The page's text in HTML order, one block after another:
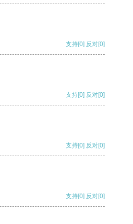
支持[0] 反对[0]
支持[0] 反对[0]
支持[0] 反对[0]
支持[0] 反对[0]